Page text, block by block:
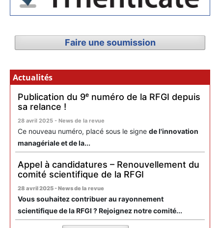
Faire une soumission
Actualités
Publication du 9ᵉ numéro de la RFGI depuis
sa relance !
28 avril 2025 - News de la revue
Ce nouveau numéro, placé sous le signe de l'innovation
managériale et de la...
Appel à candidatures – Renouvellement du
comité scientifique de la RFGI
28 avril 2025 - News de la revue
Vous souhaitez contribuer au rayonnement
scientifique de la RFGI ? Rejoignez notre comité...